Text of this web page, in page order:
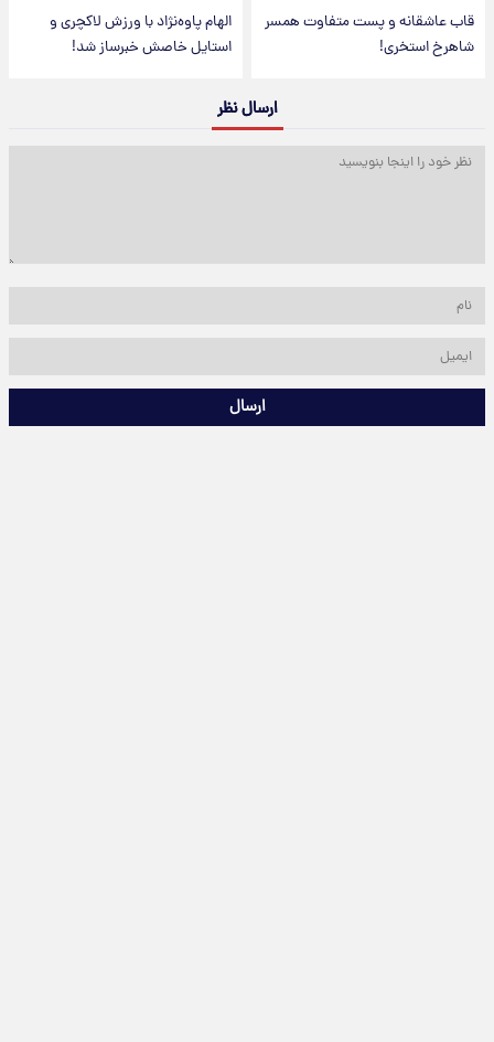
قاب عاشقانه و پست متفاوت همسر
شاهرخ استخری!
الهام پاوه‌نژاد با ورزش لاکچری و
استایل خاصش خبرساز شد!
ارسال نظر
ارسال